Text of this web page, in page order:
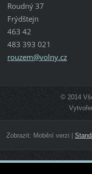
Roudný 37
Frýdštejn
463 42
483 393 021
rouzem@volny.cz
© 2014
Zobrazit: Mobilní verzi